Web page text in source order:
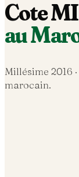
Cote
au
Millésime 2016
marocain.